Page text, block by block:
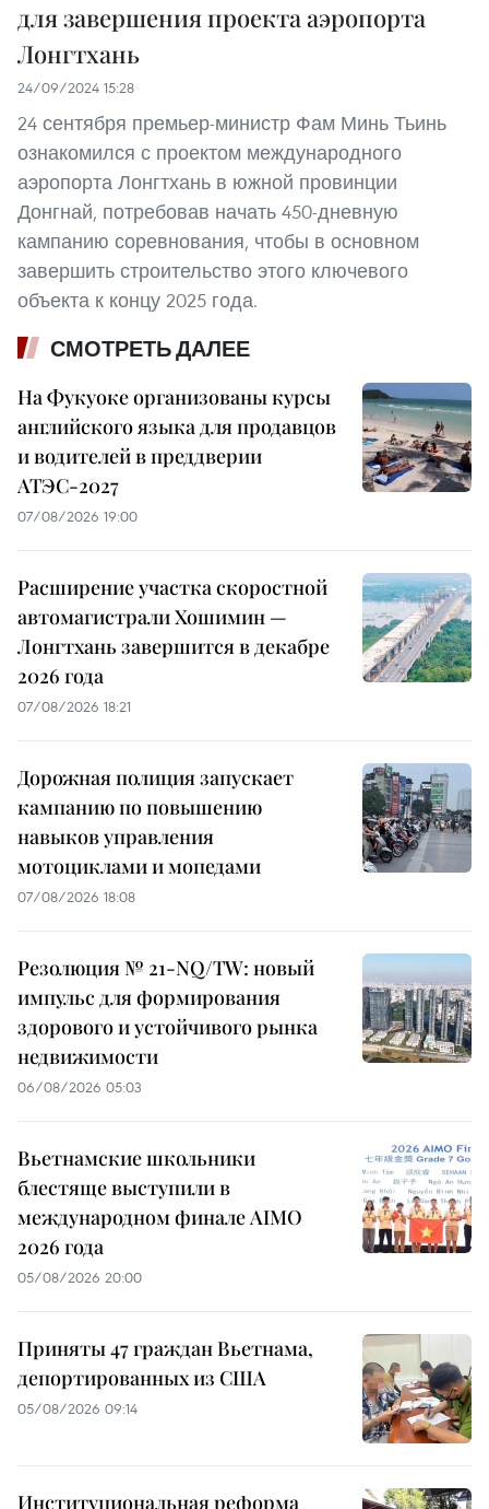
для завершения проекта аэропорта
Лонгтхань
24/09/2024 15:28
24 сентября премьер-министр Фам Минь Тьинь
ознакомился с проектом международного
аэропорта Лонгтхань в южной провинции
Донгнай, потребовав начать 450-дневную
кампанию соревнования, чтобы в основном
завершить строительство этого ключевого
объекта к концу 2025 года.
СМОТРЕТЬ ДАЛЕЕ
На Фукуоке организованы курсы
английского языка для продавцов
и водителей в преддверии
АТЭС-2027
07/08/2026 19:00
Расширение участка скоростной
автомагистрали Хошимин —
Лонгтхань завершится в декабре
2026 года
07/08/2026 18:21
Дорожная полиция запускает
кампанию по повышению
навыков управления
мотоциклами и мопедами
07/08/2026 18:08
Резолюция № 21-NQ/TW: новый
импульс для формирования
здорового и устойчивого рынка
недвижимости
06/08/2026 05:03
Вьетнамские школьники
блестяще выступили в
международном финале AIMO
2026 года
05/08/2026 20:00
Приняты 47 граждан Вьетнама,
депортированных из США
05/08/2026 09:14
Институциональная реформа